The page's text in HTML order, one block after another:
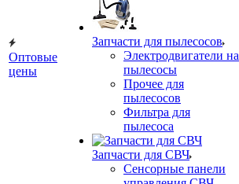
Оптовые
цены
Запчасти для пылесосов
Электродвигатели на
пылесосы
Прочее для
пылесосов
Фильтра для
пылесоса
Запчасти для СВЧ
Сенсорные панели